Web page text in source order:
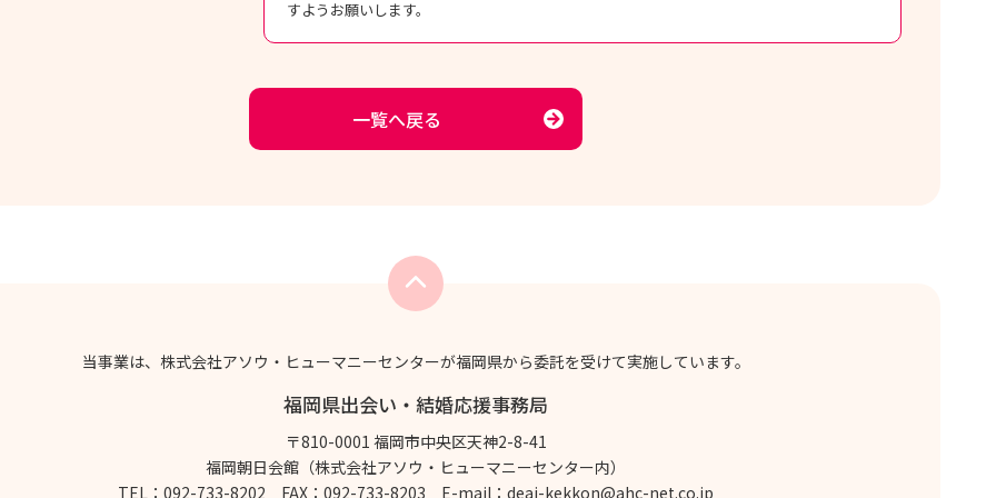
すようお願いします。
一覧へ戻る
当事業は、株式会社アソウ・ヒューマニーセンターが福岡県から委託を受けて実施しています。
福岡県出会い・結婚応援事務局
〒810-0001 福岡市中央区天神2-8-41
福岡朝日会館（株式会社アソウ・ヒューマニーセンター内）
TEL：092-733-8202 FAX：092-733-8203 E-mail： deai-kekkon@ahc-net.co.jp